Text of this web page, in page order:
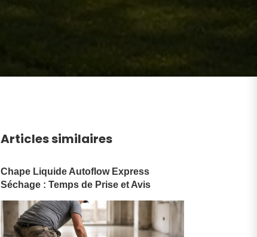
Articles similaires
Chape Liquide Autoflow Express
Séchage : Temps de Prise et Avis